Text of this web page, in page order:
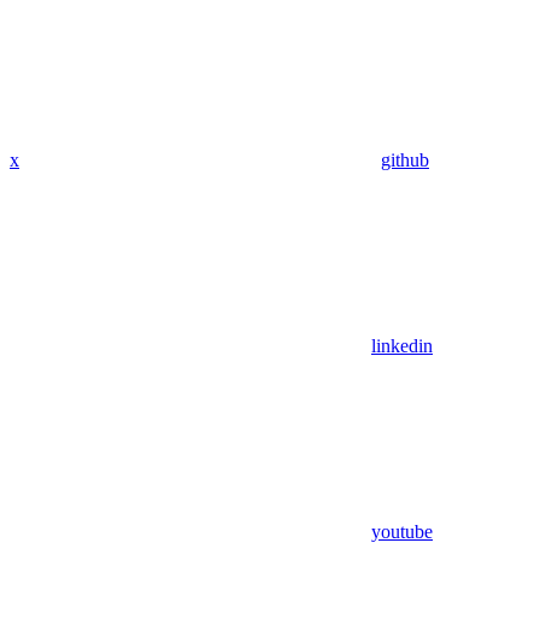
x github
linkedin
youtube